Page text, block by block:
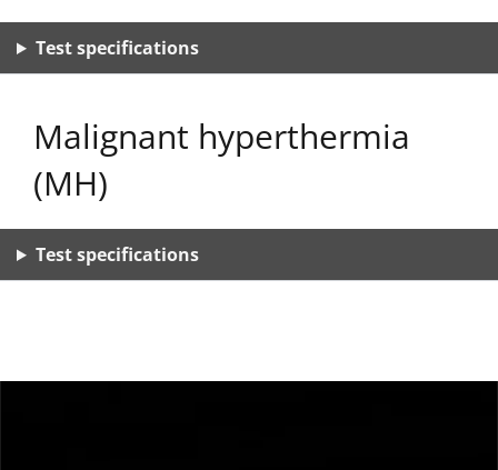
Test specifications
Malignant hyperthermia
(MH)
Test specifications